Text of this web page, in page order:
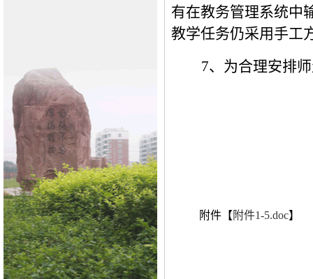
有在教务管理系统中
教学任务仍采用手工
7、为合理安排
附件【 附件1-5.doc】